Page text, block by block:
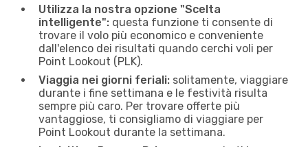
Utilizza la nostra opzione "Scelta
intelligente": questa funzione ti consente di
trovare il volo più economico e conveniente
dall'elenco dei risultati quando cerchi voli per
Point Lookout (PLK).
Viaggia nei giorni feriali: solitamente, viaggiare
durante i fine settimana e le festività risulta
sempre più caro. Per trovare offerte più
vantaggiose, ti consigliamo di viaggiare per
Point Lookout durante la settimana.